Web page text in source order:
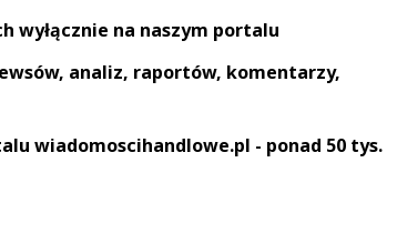
wyłącznie na naszym portalu
analiz, raportów, komentarzy,
wiadomoscihandlowe.pl - ponad 50 tys.